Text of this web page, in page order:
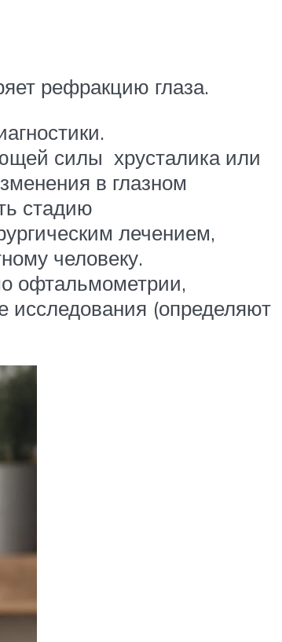
рефракцию глаза.
силы хрусталика или
в глазном
стадию
лечением,
человеку.
офтальмометрии,
исследования (определяют